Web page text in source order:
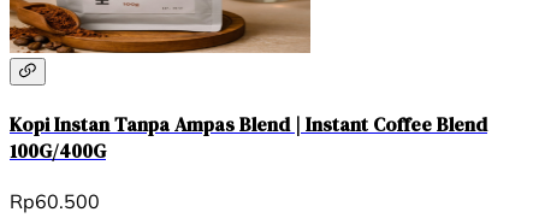
Kopi Instan Tanpa Ampas Blend | Instant Coffee Blend
100G/400G
Rp60.500